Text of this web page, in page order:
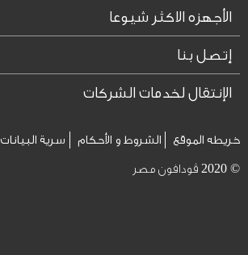
الأجهزه الاكثر شيوعا
إتصل بنا
الإنتقال لخدمات الشركات
خريطه الموقع الشروط و الأحكام سرية البيانات
© 2020 ڤودافون مصر